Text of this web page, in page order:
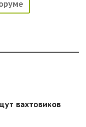
вахтовиков